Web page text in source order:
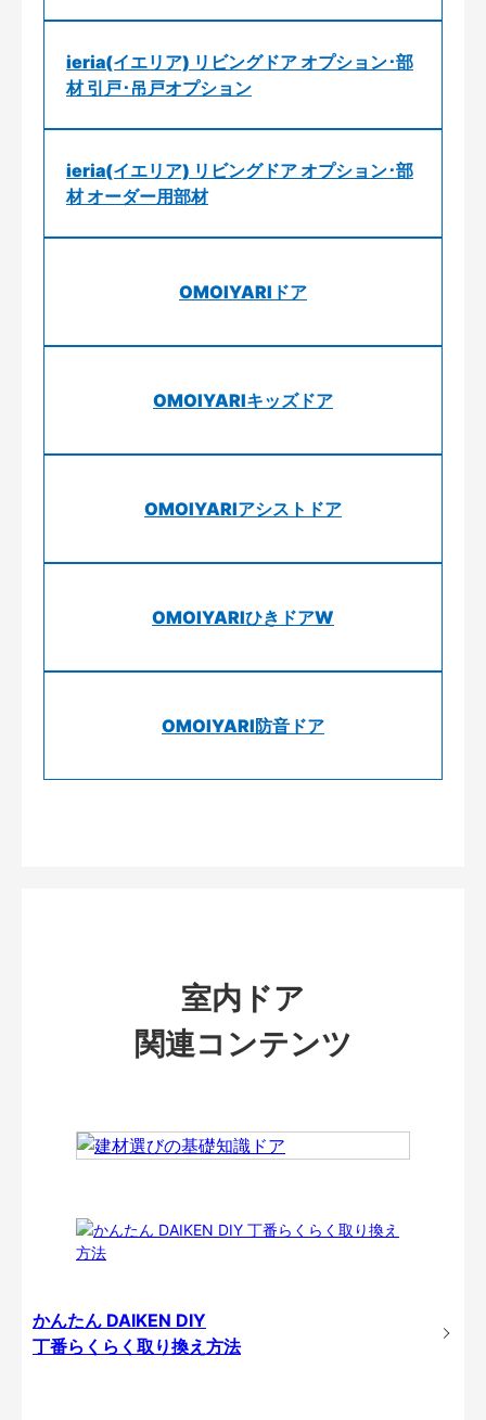
ieria(イエリア) リビングドア オプション･部
材 引戸･吊戸オプション
ieria(イエリア) リビングドア オプション･部
材 オーダー用部材
OMOIYARIドア
OMOIYARIキッズドア
OMOIYARIアシストドア
OMOIYARIひきドアW
OMOIYARI防音ドア
室内ドア
関連コンテンツ
かんたん DAIKEN DIY
丁番らくらく取り換え方法